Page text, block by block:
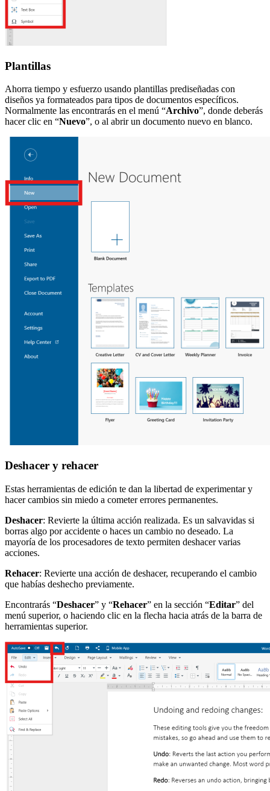
Plantillas
Ahorra tiempo y esfuerzo usando plantillas prediseñadas con
diseños ya formateados para tipos de documentos específicos.
Normalmente las encontrarás en el menú “Archivo”, donde deberás
hacer clic en “Nuevo”, o al abrir un documento nuevo en blanco.
Deshacer y rehacer
Estas herramientas de edición te dan la libertad de experimentar y
hacer cambios sin miedo a cometer errores permanentes.
Deshacer: Revierte la última acción realizada. Es un salvavidas si
borras algo por accidente o haces un cambio no deseado. La
mayoría de los procesadores de texto permiten deshacer varias
acciones.
Rehacer: Revierte una acción de deshacer, recuperando el cambio
que habías deshecho previamente.
Encontrarás “Deshacer” y “Rehacer” en la sección “Editar” del
menú superior, o haciendo clic en la flecha hacia atrás de la barra de
herramientas superior.